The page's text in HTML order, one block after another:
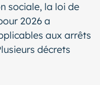
sociale, la loi de
2026 a
aux arrêts
décrets